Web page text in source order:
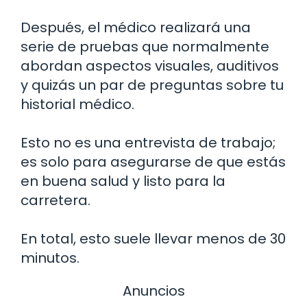
Después, el médico realizará una
serie de pruebas que normalmente
abordan aspectos visuales, auditivos
y quizás un par de preguntas sobre tu
historial médico.
Esto no es una entrevista de trabajo;
es solo para asegurarse de que estás
en buena salud y listo para la
carretera.
En total, esto suele llevar menos de 30
minutos.
Anuncios